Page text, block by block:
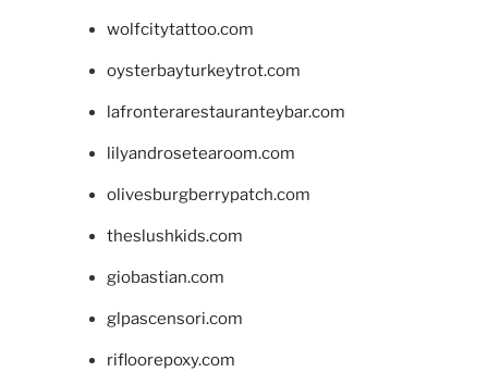
wolfcitytattoo.com
oysterbayturkeytrot.com
lafronterarestauranteybar.com
lilyandrosetearoom.com
olivesburgberrypatch.com
theslushkids.com
giobastian.com
glpascensori.com
rifloorepoxy.com